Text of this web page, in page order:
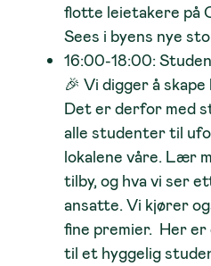
flotte leietakere på
Sees i byens nye
16:00-18:00:
🎉 Vi digger å
Det er derfor med
alle studenter til
lokalene våre. Lær
tilby, og hva vi ser
ansatte. Vi kjører
fine premier. Her er
til et hyggelig